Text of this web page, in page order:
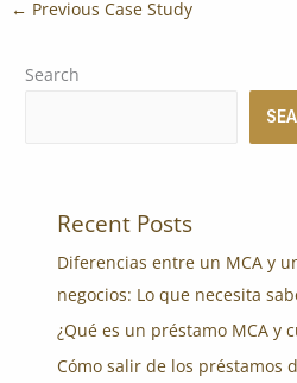
← Previous Case Study
Search
Recent Posts
Diferencias entre un MCA y
negocios: Lo que necesita
¿Qué es un préstamo MCA y
Cómo salir de los préstamos